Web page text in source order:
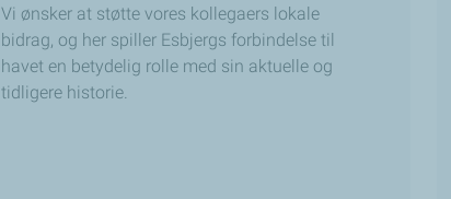
Vi ønsker at støtte vores kollegaers lokale
bidrag, og her spiller Esbjergs forbindelse til
havet en betydelig rolle med sin aktuelle og
tidligere historie.